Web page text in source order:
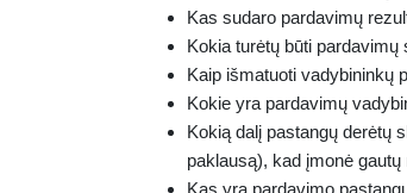
Kas sudaro pardavimų
Kokia turėtų būti
Kaip išmatuoti vadybininkų
Kokie yra pardavimų
Kokią dalį pastangų derėtų
paklausą), kad įmonė
Kas yra pardavimo